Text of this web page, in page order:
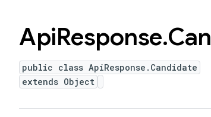
ApiResponse.
public class ApiResponse.Candidate
extends Object